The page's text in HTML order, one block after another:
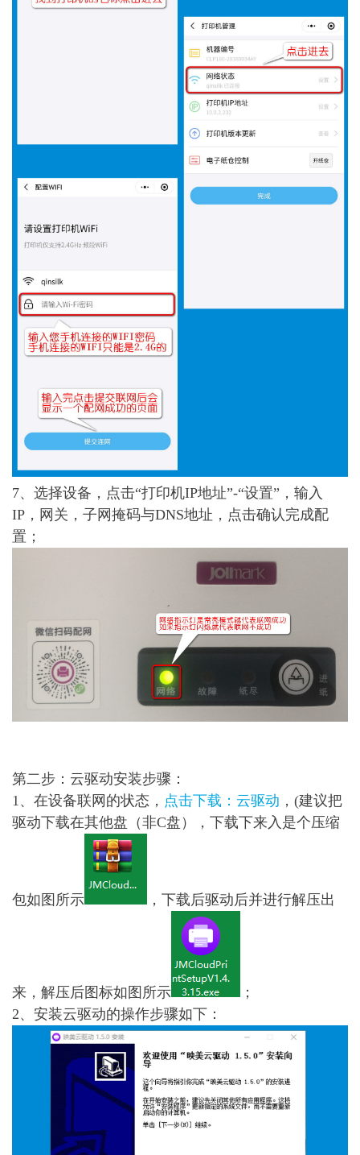
7、选择设备，点击“打印机IP地址”-“设置”，输入
IP，网关，子网掩码与DNS地址，点击确认完成配
置；
第二步：云驱动安装步骤：
1、在设备联网的状态， 点击下载：云驱动 ，(建议把
驱动下载在其他盘（非C盘），下载下来入是个压缩
包如图所示 ，下载后驱动后并进行解压出
来，解压后图标如图所示
；
2、安装云驱动的操作步骤如下：